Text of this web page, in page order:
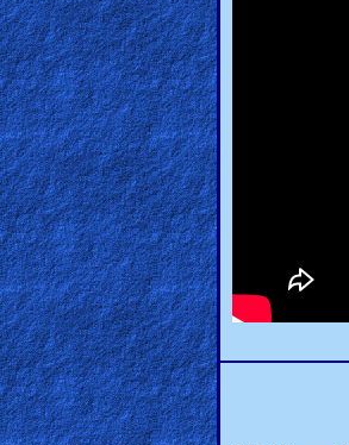
🎞
Vids
for
New
Believers
Heaven
Hell